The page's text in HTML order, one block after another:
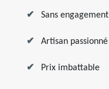
Sans engagement
Artisan passionné
Prix imbattable